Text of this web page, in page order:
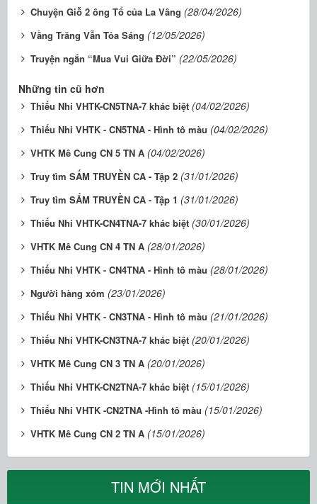
Chuyện Giỗ 2 ông Tổ của La Vâng (28/04/2026)
Vầng Trăng Vẫn Tỏa Sáng (12/05/2026)
Truyện ngắn “Mua Vui Giữa Đời” (22/05/2026)
Những tin cũ hơn
Thiếu Nhi VHTK-CN5TNA-7 khác biệt (04/02/2026)
Thiếu Nhi VHTK - CN5TNA - Hình tô màu (04/02/2026)
VHTK Mê Cung CN 5 TN A (04/02/2026)
Truy tìm SẤM TRUYỀN CA - Tập 2 (31/01/2026)
Truy tìm SẤM TRUYỀN CA - Tập 1 (31/01/2026)
Thiếu Nhi VHTK-CN4TNA-7 khác biệt (30/01/2026)
VHTK Mê Cung CN 4 TN A (28/01/2026)
Thiếu Nhi VHTK - CN4TNA - Hình tô màu (28/01/2026)
Người hàng xóm (23/01/2026)
Thiếu Nhi VHTK - CN3TNA - Hình tô màu (21/01/2026)
Thiếu Nhi VHTK-CN3TNA-7 khác biệt (20/01/2026)
VHTK Mê Cung CN 3 TN A (20/01/2026)
Thiếu Nhi VHTK-CN2TNA-7 khác biệt (15/01/2026)
Thiếu Nhi VHTK -CN2TNA -Hình tô màu (15/01/2026)
VHTK Mê Cung CN 2 TN A (15/01/2026)
TIN MỚI NHẤT